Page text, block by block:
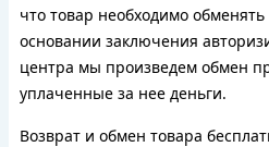
что товар необходимо
основании заключения
центра мы произведем обмен
уплаченные за нее деньги.
Возврат и обмен товара